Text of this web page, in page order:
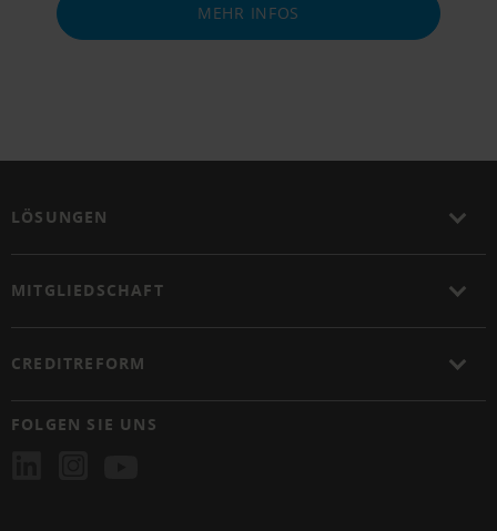
MEHR INFOS
LÖSUNGEN
MITGLIEDSCHAFT
CREDITREFORM
FOLGEN SIE UNS